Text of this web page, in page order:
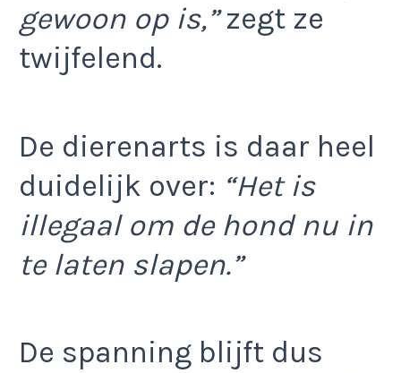
gewoon op is,”zegt ze
twijfelend.
De dierenarts is daar heel
duidelijk over: “Het is
illegaal om de hond nu in
te laten slapen.”
De spanning blijft dus